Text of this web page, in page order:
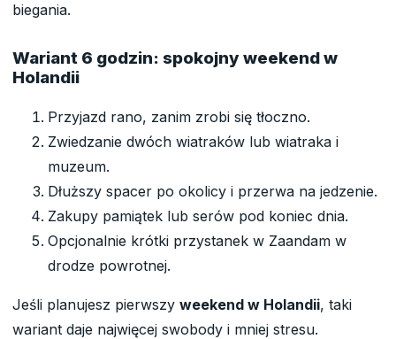
biegania.
Wariant 6 godzin: spokojny weekend w
Holandii
Przyjazd rano, zanim zrobi się tłoczno.
Zwiedzanie dwóch wiatraków lub wiatraka i
muzeum.
Dłuższy spacer po okolicy i przerwa na jedzenie.
Zakupy pamiątek lub serów pod koniec dnia.
Opcjonalnie krótki przystanek w Zaandam w
drodze powrotnej.
Jeśli planujesz pierwszy weekend w Holandii, taki
wariant daje najwięcej swobody i mniej stresu.